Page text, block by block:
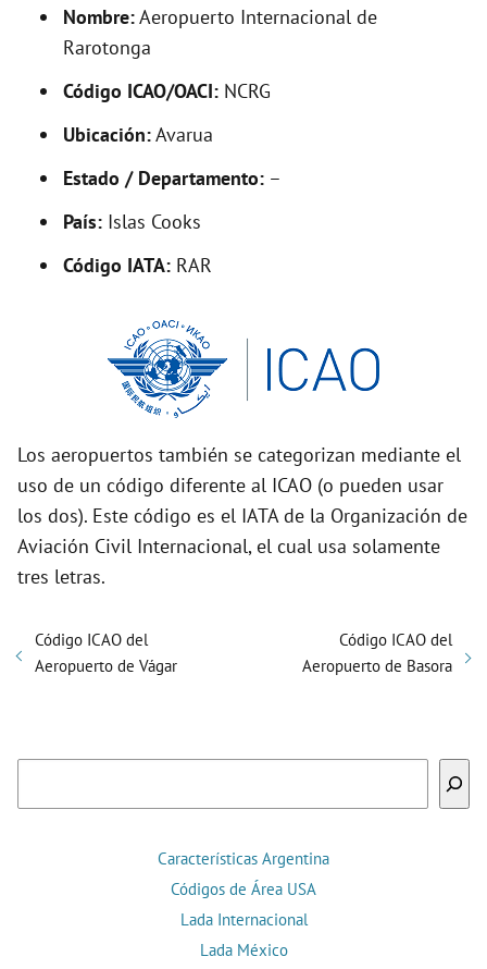
d
e
Nombre:Aeropuerto Internacional de
Rarotonga
Código ICAO/OACI: NCRG
Ubicación:Avarua
Estado / Departamento: –
País: Islas Cooks
Código IATA: RAR
Los aeropuertos también se categorizan mediante el
uso de un código diferente al ICAO (o pueden usar
los dos). Este código es el IATA de la Organización de
Aviación Civil Internacional, el cual usa solamente
tres letras.
Código ICAO del
Aeropuerto de Vágar
Código ICAO del
Aeropuerto de Basora
Características Argentina
Códigos de Área USA
Lada Internacional
Lada México